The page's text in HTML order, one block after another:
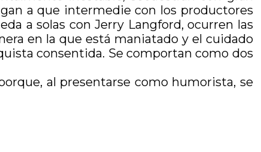
a que intermedie con los productores
a solas con Jerry Langford, ocurren las
en la que está maniatado y el cuidado
consentida. Se comportan como dos
al presentarse como humorista, se